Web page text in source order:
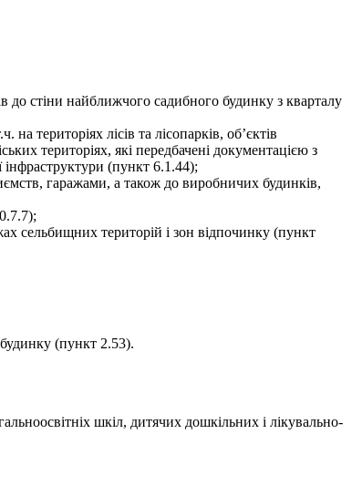
до стіни найближчого садибного будинку з кварталу
територіях лісів та лісопарків, об’єктів
територіях, які передбачені документацією з
(пункт 6.1.44);
гаражами, а також до виробничих будинків,
сельбищних територій і зон відпочинку (пункт
(пункт 2.53).
шкіл, дитячих дошкільних і лікувально-